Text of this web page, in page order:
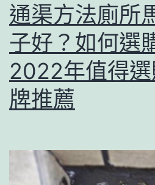
通渠方法廁所
子好？如何選
2022年值得
牌推薦